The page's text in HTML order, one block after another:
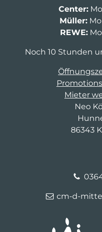
Center:
Müller:
REWE:Mo
Noch 10 Stunden
Mieter
Neo
86343
cm-d-